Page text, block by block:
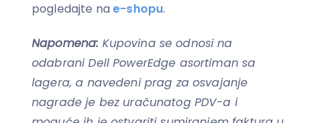
pogledajte nae-shopu.
Napomena: Kupovina se odnosi na
odabrani Dell PowerEdge asortiman sa
lagera, a navedeni prag za osvajanje
nagrade je bez uračunatog PDV-a i